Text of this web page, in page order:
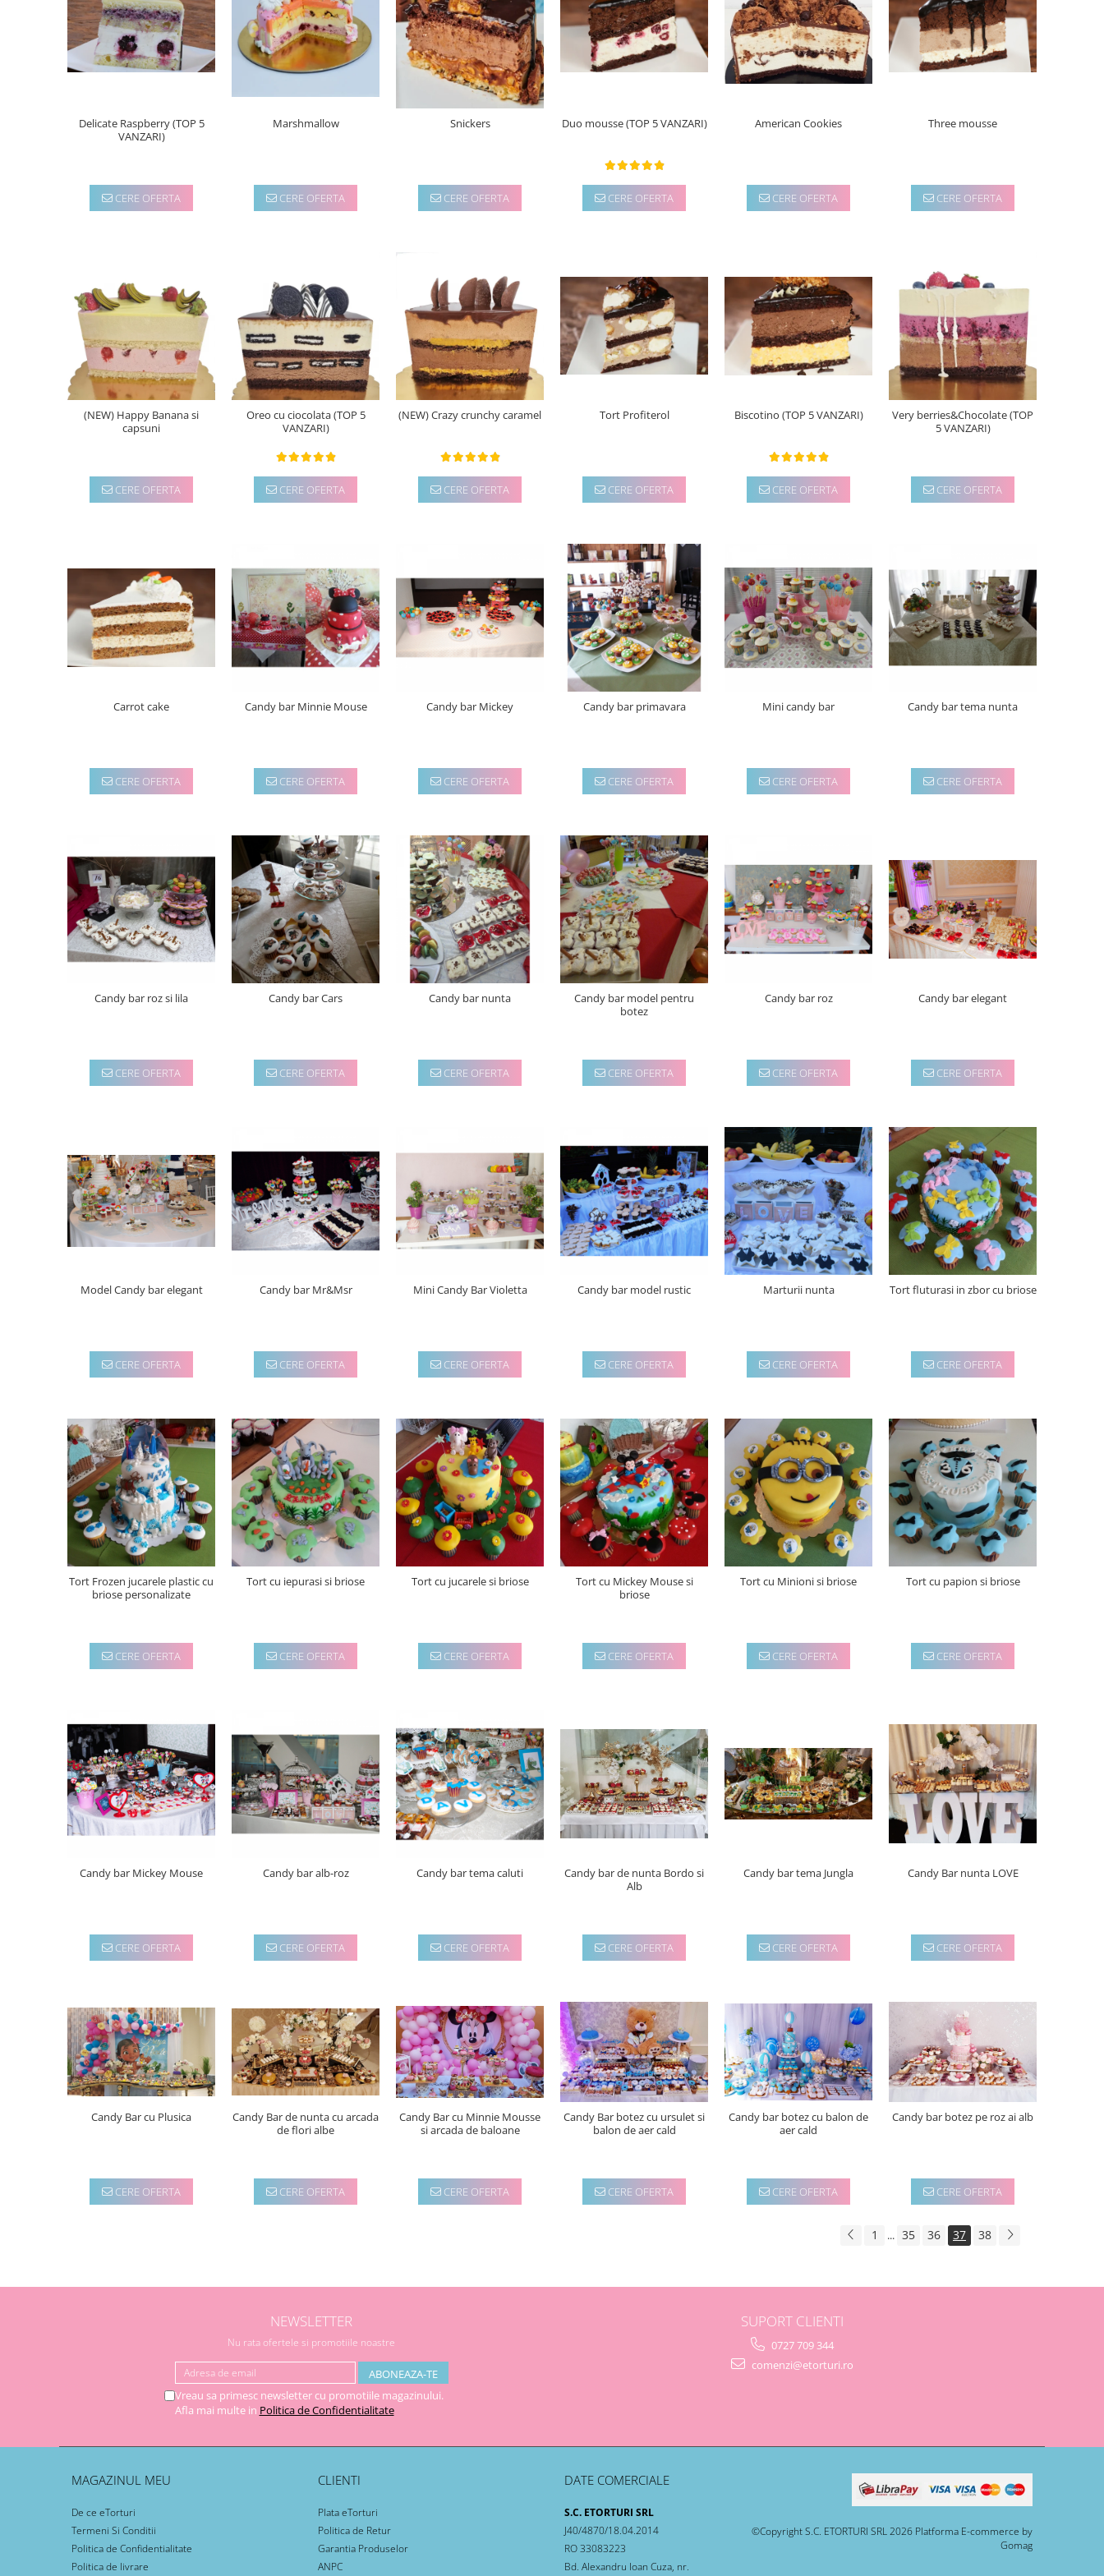
Torturi in frosting- crema pentru
Delicate Raspberry (TOP 5
VANZARI)
CERE OFERTA
Marshmallow
CERE OFERTA
Snickers
CERE OFERTA
Duo mousse (TOP 5 VANZARI)
CERE OFERTA
American Cookies
CERE OFERTA
Three mousse
CERE OFERTA
(NEW) Happy Banana si
capsuni
CERE OFERTA
Oreo cu ciocolata (TOP 5
VANZARI)
CERE OFERTA
(NEW) Crazy crunchy caramel
CERE OFERTA
Tort Profiterol
CERE OFERTA
Biscotino (TOP 5 VANZARI)
CERE OFERTA
Very berries&Chocolate (TOP
5 VANZARI)
CERE OFERTA
Carrot cake
CERE OFERTA
Candy bar Minnie Mouse
CERE OFERTA
Candy bar Mickey
CERE OFERTA
Candy bar primavara
CERE OFERTA
Mini candy bar
CERE OFERTA
Candy bar tema nunta
CERE OFERTA
Candy bar roz si lila
CERE OFERTA
Candy bar Cars
CERE OFERTA
Candy bar nunta
CERE OFERTA
Candy bar model pentru
botez
CERE OFERTA
Candy bar roz
CERE OFERTA
Candy bar elegant
CERE OFERTA
Model Candy bar elegant
CERE OFERTA
Candy bar Mr&Msr
CERE OFERTA
Mini Candy Bar Violetta
CERE OFERTA
Candy bar model rustic
CERE OFERTA
Marturii nunta
CERE OFERTA
Tort fluturasi in zbor cu briose
CERE OFERTA
Tort Frozen jucarele plastic cu
briose personalizate
CERE OFERTA
Tort cu iepurasi si briose
CERE OFERTA
Tort cu jucarele si briose
CERE OFERTA
Tort cu Mickey Mouse si
briose
CERE OFERTA
Tort cu Minioni si briose
CERE OFERTA
Tort cu papion si briose
CERE OFERTA
Candy bar Mickey Mouse
CERE OFERTA
Candy bar alb-roz
CERE OFERTA
Candy bar tema caluti
CERE OFERTA
Candy bar de nunta Bordo si
Alb
CERE OFERTA
Candy bar tema Jungla
CERE OFERTA
Candy Bar nunta LOVE
CERE OFERTA
Candy Bar cu Plusica
CERE OFERTA
Candy Bar de nunta cu arcada
de flori albe
CERE OFERTA
Candy Bar cu Minnie Mousse
si arcada de baloane
CERE OFERTA
Candy Bar botez cu ursulet si
balon de aer cald
CERE OFERTA
Candy bar botez cu balon de
aer cald
CERE OFERTA
Candy bar botez pe roz ai alb
CERE OFERTA
1 ... 35 36 37 38
NEWSLETTER
Nu rata ofertele si promotiile noastre
Vreau sa primesc newsletter cu promotiile magazinului.
Afla mai multe in Politica de Confidentialitate
SUPORT CLIENTI
0727 709 344
comenzi@etorturi.ro
MAGAZINUL MEU
De ce eTorturi
Termeni Si Conditii
Politica de Confidentialitate
Politica de livrare
CLIENTI
Plata eTorturi
Politica de Retur
Garantia Produselor
ANPC
DATE COMERCIALE
S.C. ETORTURI SRL
J40/4870/18.04.2014
RO 33083223
Bd. Alexandru Ioan Cuza, nr.
©Copyright S.C. ETORTURI SRL 2026 Platforma E-commerce by
Gomag